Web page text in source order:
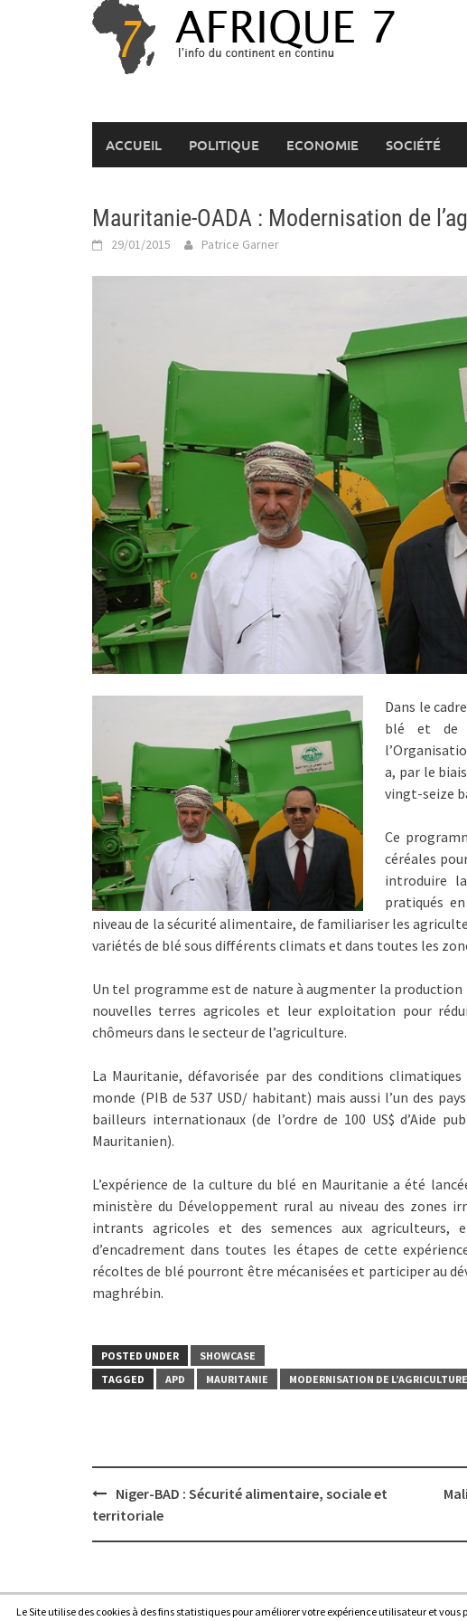
ACCUEIL POLITIQUE ECONOMIE SOCIÉTÉ
Mauritanie-OADA : Modernisation de
29/01/2015 Patrice Garner
Dans le
blé et de
a, par le
vingt-seize
Ce
céréales
introduire
pratiqués
niveau de la sécurité alimentaire, de familiariser les
variétés de blé sous différents climats et dans toutes les
Un tel programme est de nature à augmenter la production
nouvelles terres agricoles et leur exploitation pour
chômeurs dans le secteur de l’agriculture.
La Mauritanie, défavorisée par des conditions
monde (PIB de 537 USD/ habitant) mais aussi l’un des
bailleurs internationaux (de l’ordre de 100 US$ d’Aide
Mauritanien).
L’expérience de la culture du blé en Mauritanie a été
ministère du Développement rural au niveau des zones
intrants agricoles et des semences aux agriculteurs,
d’encadrement dans toutes les étapes de cette
récoltes de blé pourront être mécanisées et participer au
maghrébin.
POSTED UNDER
SHOWCASE
TAGGED
APD MAURITANIE MODERNISATION DE L’AGRICULTURE
Post
navigation
Niger-BAD : Sécurité alimentaire, sociale et
territoriale
Le Site utilise des cookies à des fins statistiques pour améliorer votre expérience utilisateur et vous